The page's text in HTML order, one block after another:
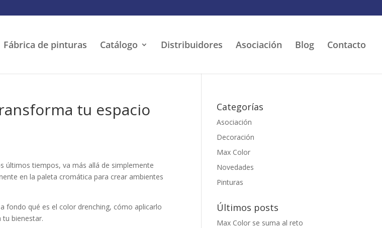
Fábrica de pinturas Catálogo Distribuidores Asociación Blog Contacto
tu espacio
últimos tiempos, va más allá de simplemente
en la paleta cromática para crear ambientes
fondo qué es el color drenching, cómo aplicarlo
bienestar.
Categorías
Asociación
Decoración
Max Color
Novedades
Pinturas
Últimos posts
Max Color se suma al reto